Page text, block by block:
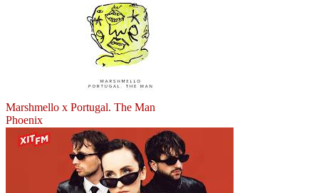
Marshmello x Portugal. The Man
Phoenix